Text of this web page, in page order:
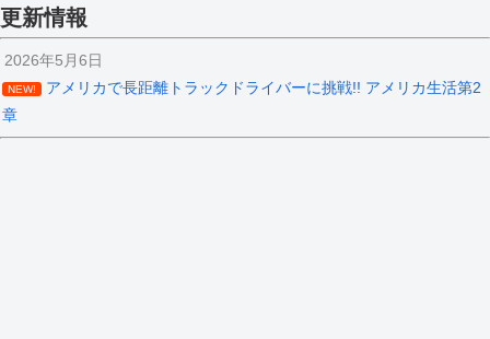
更新情報
2026年5月6日
NEW!
アメリカで長距離トラックドライバーに挑戦!! アメリカ生活第2
章